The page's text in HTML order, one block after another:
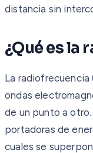
distancia sin
¿Qué es la
La radiofrecuencia
ondas
de un punto a
portadoras de
cuales se